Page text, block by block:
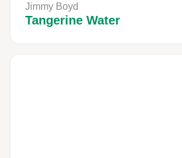
Jimmy Boyd
Tangerine Water